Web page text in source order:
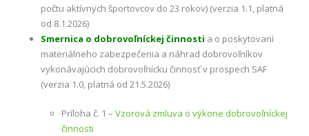
počtu aktívnych športovcov do 23 rokov) (verzia 1.1, platná
od 8.1.2026)
Smernica o dobrovoľníckej činnosti a o poskytovaní
materiálneho zabezpečenia a náhrad dobrovoľníkov
vykonávajúcich dobrovoľnícku činnosť v prospech SAF
(verzia 1.0, platná od 21.5.2026)
Príloha č. 1 – Vzorová zmluva o výkone dobrovoľníckej
činnosti